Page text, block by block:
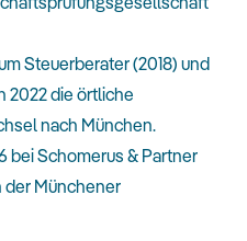
Steuerberater (2018) und
2022 die örtliche
nach München.
bei Schomerus & Partner
der Münchener